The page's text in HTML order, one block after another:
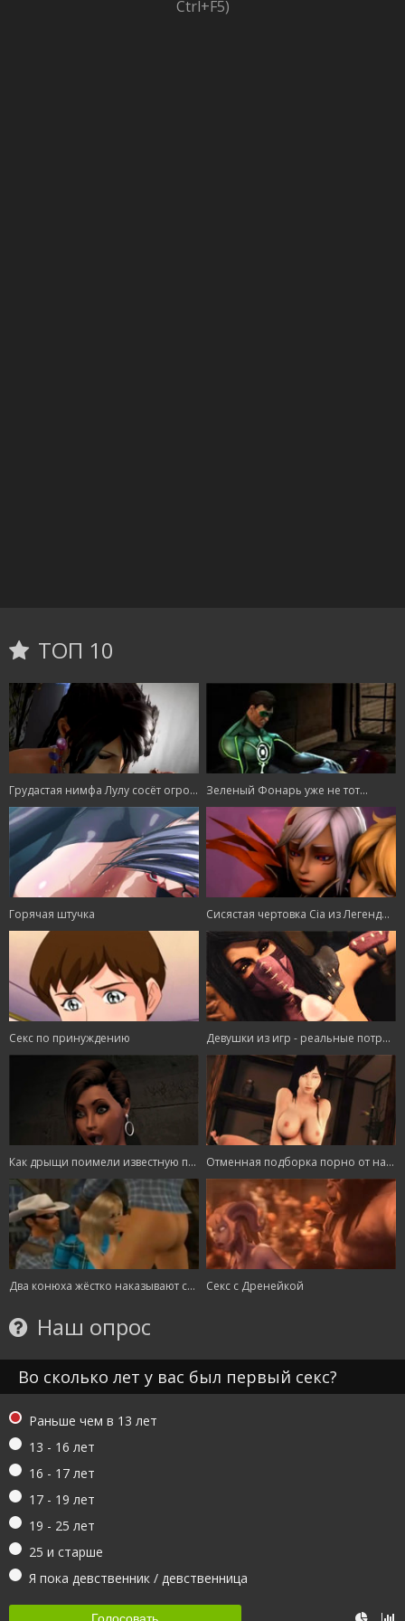
Ctrl+F5)
ТОП 10
Грудастая нимфа Лулу сосёт огромный член и садится киской на него Зеленый Фонарь уже не тот...
Горячая штучка Сисястая чертовка Cia из Легенды о Зельде дико трахается с парнем
Секс по принуждению Девушки из игр - реальные потрахушки
Как дрыщи поимели известную порноактрису Отменная подборка порно от настоящих гейш!
Два конюха жёстко наказывают симпатичную воровку в сарае Секс с Дренейкой
Наш опрос
Во сколько лет у вас был первый секс?
Раньше чем в 13 лет
13 - 16 лет
16 - 17 лет
17 - 19 лет
19 - 25 лет
25 и старше
Я пока девственник / девственница